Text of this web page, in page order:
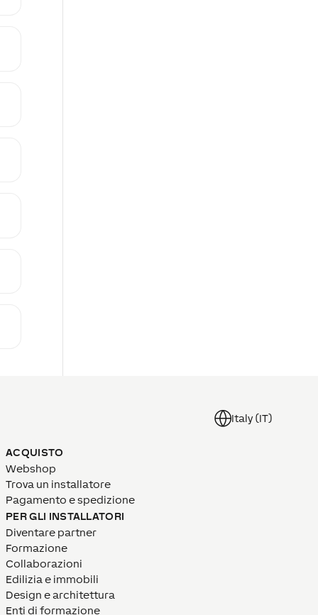
Italy (IT)
ACQUISTO
Webshop
Trova un installatore
Pagamento e spedizione
PER GLI INSTALLATORI
Diventare partner
Formazione
Collaborazioni
Edilizia e immobili
Design e architettura
Enti di formazione